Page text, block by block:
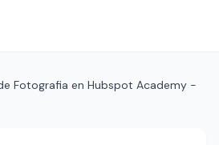
Fotografia en Hubspot Academy -